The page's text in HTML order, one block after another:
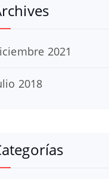
2021
2018